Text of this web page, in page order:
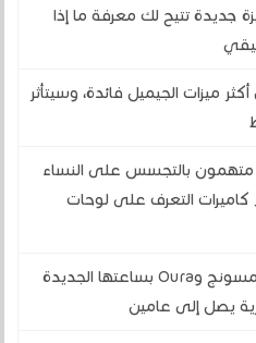
جديدة تتيح لك معرفة ما إذا
ميزات الجيميل فائدة، وسيتأثر
بالتجسس على النساء
كاميرات التعرف على لوحات
Casio تتحدى شركتي سامسونج وOura بساعتها الجديدة
يصل إلى عامين